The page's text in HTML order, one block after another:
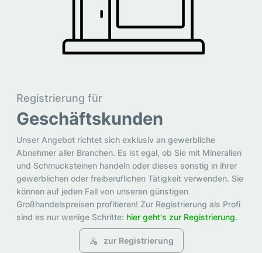
Registrierung für
Geschäftskunden
Unser Angebot richtet sich exklusiv an gewerbliche
Abnehmer aller Branchen. Es ist egal, ob Sie mit Mineralien
und Schmucksteinen handeln oder dieses sonstig in ihrer
gewerblichen oder freiberuflichen Tätigkeit verwenden. Sie
können auf jeden Fall von unseren günstigen
Großhandelspreisen profitieren! Zur Registrierung als Profi
sind es nur wenige Schritte: hier geht's zur Registrierung.
zur Registrierung